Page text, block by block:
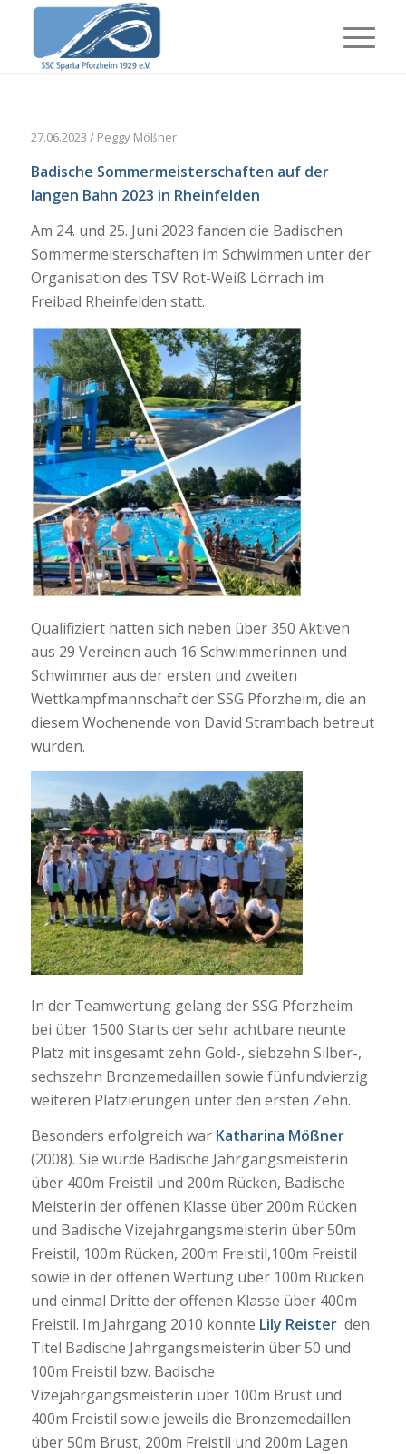
27.06.2023 / Peggy Mößner
Badische Sommermeisterschaften auf der
langen Bahn 2023 in Rheinfelden
Am 24. und 25. Juni 2023 fanden die Badischen
Sommermeisterschaften im Schwimmen unter der
Organisation des TSV Rot-Weiß Lörrach im
Freibad Rheinfelden statt.
Qualifiziert hatten sich neben über 350 Aktiven
aus 29 Vereinen auch 16 Schwimmerinnen und
Schwimmer aus der ersten und zweiten
Wettkampfmannschaft der SSG Pforzheim, die an
diesem Wochenende von David Strambach betreut
wurden.
In der Teamwertung gelang der SSG Pforzheim
bei über 1500 Starts der sehr achtbare neunte
Platz mit insgesamt zehn Gold-, siebzehn Silber-,
sechszehn Bronzemedaillen sowie fünfundvierzig
weiteren Platzierungen unter den ersten Zehn.
Besonders erfolgreich war Katharina Mößner
(2008). Sie wurde Badische Jahrgangsmeisterin
über 400m Freistil und 200m Rücken, Badische
Meisterin der offenen Klasse über 200m Rücken
und Badische Vizejahrgangsmeisterin über 50m
Freistil, 100m Rücken, 200m Freistil,100m Freistil
sowie in der offenen Wertung über 100m Rücken
und einmal Dritte der offenen Klasse über 400m
Freistil. Im Jahrgang 2010 konnte Lily Reisterden
Titel Badische Jahrgangsmeisterin über 50 und
100m Freistil bzw. Badische
Vizejahrgangsmeisterin über 100m Brust und
400m Freistil sowie jeweils die Bronzemedaillen
über 50m Brust, 200m Freistil und 200m Lagen